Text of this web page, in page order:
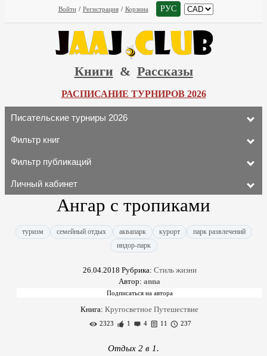
Войти / Регистрация / Корзина РУС
Книги & Рассказы
РАСПИСАНИЕ ТУРНИРОВ 2026
Писательские турниры 2026
Фильтр книг
Фильтр публикаций
Личный кабинет
Ангар с тропиками
туризм семейный отдых аквапарк курорт
парк развлечений
индор-парк
26.04.2018 Рубрика: Стиль жизни
Автор: anna
Книга: Кругосветное Путешествие
2323 1 4 11 237
Отдых 2 в 1.